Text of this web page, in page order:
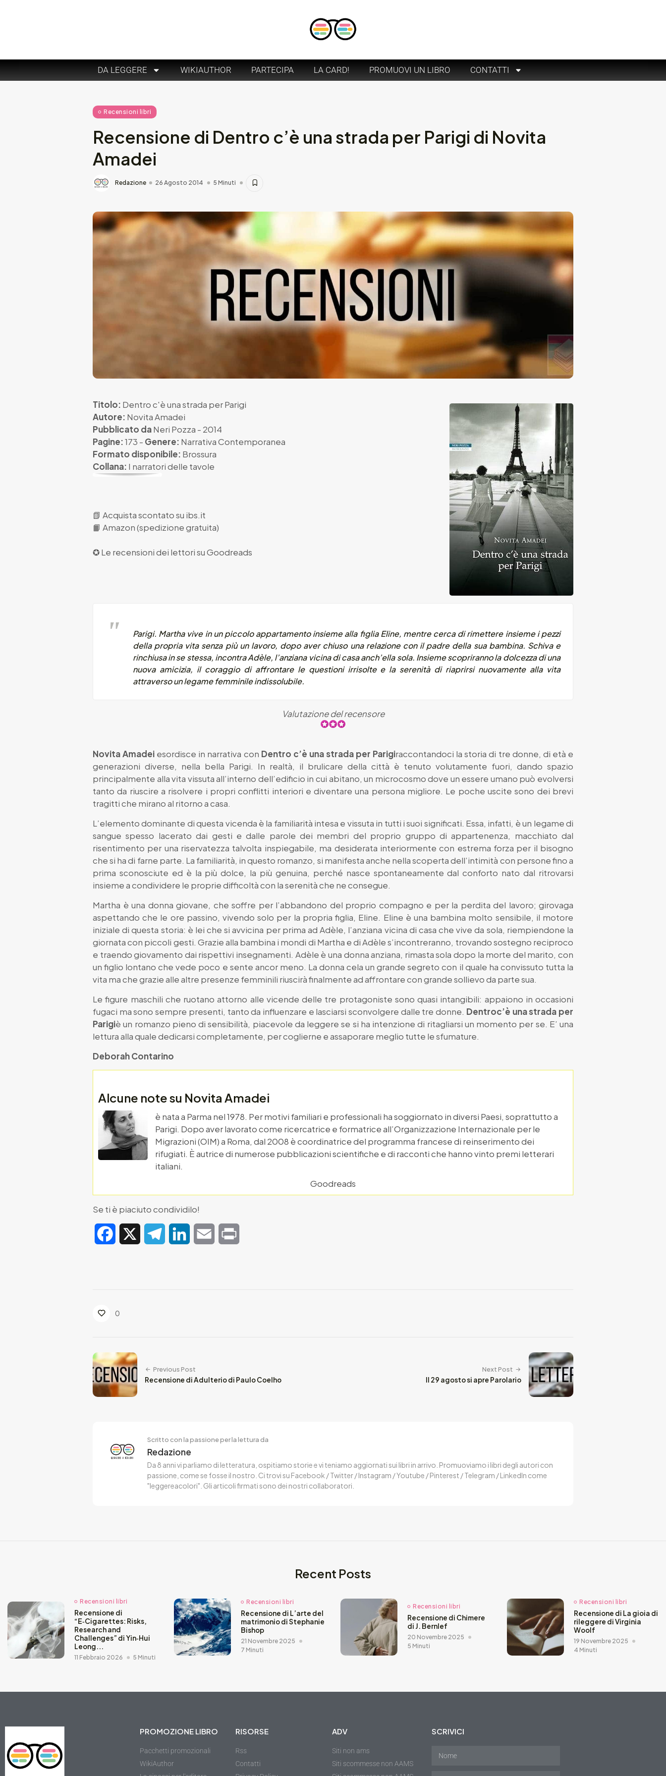
DA LEGGERE WIKIAUTHOR PARTECIPA LA CARD! PROMUOVI UN LIBRO CONTATTI
Recensioni libri
Recensione di Dentro c’è una strada per Parigi di Novita
Amadei
Redazione 26 Agosto 2014 5 Minuti
Titolo: Dentro c'è una strada per Parigi
Autore: Novita Amadei
Pubblicato daNeri Pozza - 2014
Pagine:173 - Genere: Narrativa Contemporanea
Formato disponibile: Brossura
Collana: I narratori delle tavole
📗 Acquista scontato su ibs.it
📙 Amazon (spedizione gratuita)
✪ Le recensioni dei lettori suGoodreads
Parigi. Martha vive in un piccolo appartamento insieme alla figlia Eline, mentre cerca di rimettere insieme i pezzi
della propria vita senza più un lavoro, dopo aver chiuso una relazione con il padre della sua bambina. Schiva e
rinchiusa in se stessa, incontra Adèle, l’anziana vicina di casa anch’ella sola. Insieme scopriranno la dolcezza di una
nuova amicizia, il coraggio di affrontare le questioni irrisolte e la serenità di riaprirsi nuovamente alla vita
attraverso un legame femminile indissolubile.
Valutazione del recensore
Novita Amadei esordisce in narrativa con Dentro c’è una strada per Parigiraccontandoci la storia di tre donne, di età e
generazioni diverse, nella bella Parigi. In realtà, il brulicare della città è tenuto volutamente fuori, dando spazio
principalmente alla vita vissuta all’interno dell’edificio in cui abitano, un microcosmo dove un essere umano può evolversi
tanto da riuscire a risolvere i propri conflitti interiori e diventare una persona migliore. Le poche uscite sono dei brevi
tragitti che mirano al ritorno a casa.
L’elemento dominante di questa vicenda è la familiarità intesa e vissuta in tutti i suoi significati. Essa, infatti, è un legame di
sangue spesso lacerato dai gesti e dalle parole dei membri del proprio gruppo di appartenenza, macchiato dal
risentimento per una riservatezza talvolta inspiegabile, ma desiderata interiormente con estrema forza per il bisogno
che si ha di farne parte. La familiarità, in questo romanzo, si manifesta anche nella scoperta dell’intimità con persone fino a
prima sconosciute ed è la più dolce, la più genuina, perché nasce spontaneamente dal conforto nato dal ritrovarsi
insieme a condividere le proprie difficoltà con la serenità che ne consegue.
Martha è una donna giovane, che soffre per l’abbandono del proprio compagno e per la perdita del lavoro; girovaga
aspettando che le ore passino, vivendo solo per la propria figlia, Eline. Eline è una bambina molto sensibile, il motore
iniziale di questa storia: è lei che si avvicina per prima ad Adèle, l’anziana vicina di casa che vive da sola, riempiendone la
giornata con piccoli gesti. Grazie alla bambina i mondi di Martha e di Adèle s’incontreranno, trovando sostegno reciproco
e traendo giovamento dai rispettivi insegnamenti. Adèle è una donna anziana, rimasta sola dopo la morte del marito, con
un figlio lontano che vede poco e sente ancor meno. La donna cela un grande segreto con il quale ha convissuto tutta la
vita ma che grazie alle altre presenze femminili riuscirà finalmente ad affrontare con grande sollievo da parte sua.
Le figure maschili che ruotano attorno alle vicende delle tre protagoniste sono quasi intangibili: appaiono in occasioni
fugaci ma sono sempre presenti, tanto da influenzare e lasciarsi sconvolgere dalle tre donne. Dentroc’è una strada per
Parigiè un romanzo pieno di sensibilità, piacevole da leggere se si ha intenzione di ritagliarsi un momento per se. E’ una
lettura alla quale dedicarsi completamente, per coglierne e assaporare meglio tutte le sfumature.
Deborah Contarino
Alcune note su Novita Amadei
è nata a Parma nel 1978. Per motivi familiari e professionali ha soggiornato in diversi Paesi, soprattutto a
Parigi. Dopo aver lavorato come ricercatrice e formatrice all’Organizzazione Internazionale per le
Migrazioni (OIM) a Roma, dal 2008 è coordinatrice del programma francese di reinserimento dei
rifugiati. È autrice di numerose pubblicazioni scientifiche e di racconti che hanno vinto premi letterari
italiani.
Goodreads
Se ti è piaciuto condividilo!
Facebook TelegramLinkedIn Email
0
Previous Post
Recensione di Adulterio di Paulo Coelho
Next Post
Il 29 agosto si apre Parolario
Scritto con la passione per la lettura da
Redazione
Da 8 anni vi parliamo di letteratura, ospitiamo storie e vi teniamo aggiornati sui libri in arrivo. Promuoviamo i libri degli autori con
passione, come se fosse il nostro. Ci trovi su Facebook / Twitter / Instagram / Youtube / Pinterest / Telegram / LinkedIn come
"leggereacolori". Gli articoli firmati sono dei nostri collaboratori.
Recent Posts
Recensioni libri
Recensione di
“E‑Cigarettes: Risks,
Research and
Challenges” di Yin‑Hui
Leong...
11 Febbraio 2026 5 Minuti
Recensioni libri
Recensione di L’arte del
matrimonio di Stephanie
Bishop
21 Novembre 2025
7 Minuti
Recensioni libri
Recensione di Chimere
di J. Bernlef
20 Novembre 2025
5 Minuti
Recensioni libri
Recensione di La gioia di
rileggere di Virginia
Woolf
19 Novembre 2025
4 Minuti
PROMOZIONE LIBRO
Pacchetti promozionali
WikiAuthor
RISORSE
Rss
Contatti
ADV
Siti non ams
Siti scommesse non AAMS
SCRIVICI